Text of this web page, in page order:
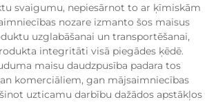
svaigumu, nepiesārnot to ar ķīmiskām
nozare izmanto šos maisus
uzglabāšanai un transportēšanai,
integritāti visā piegādes ķēdē.
maisu daudzpusība padara tos
komerciāliem, gan mājsaimniecības
uzticamu darbību dažādos apstākļos